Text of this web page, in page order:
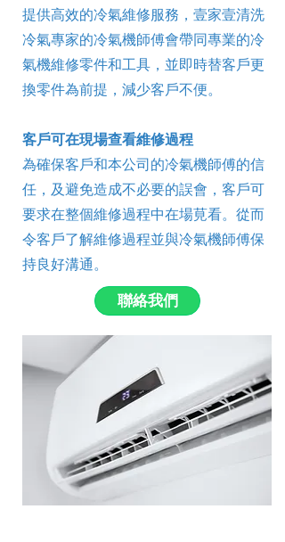
提供高效的冷氣維修服務，壹家壹清洗
冷氣專家的冷氣機師傅會帶同專業的冷
氣機維修零件和工具，並即時替客戶更
換零件為前提，減少客戶不便。
客戶可在現場查看維修過程
為確保客戶和本公司的冷氣機師傅的信
任，及避免造成不必要的誤會，客戶可
要求在整個維修過程中在場莧看。從而
令客戶了解維修過程並與冷氣機師傅保
持良好溝通。
聯絡我們